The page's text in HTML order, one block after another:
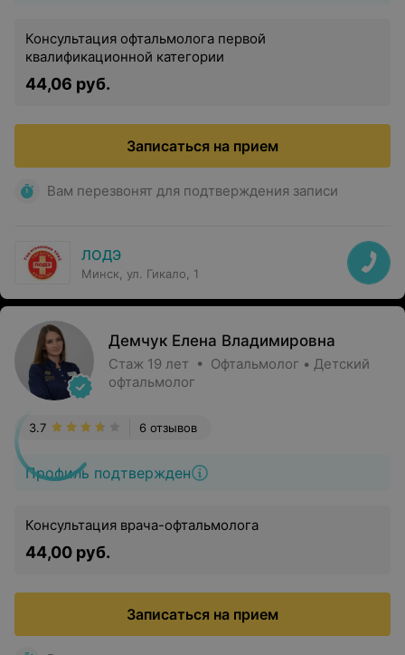
Консультация офтальмолога первой
квалификационной категории
44,06 руб.
Записаться на прием
Вам перезвонят для подтверждения записи
ЛОДЭ
Минск, ул. Гикало, 1
Демчук Елена Владимировна
Стаж 19 лет • Офтальмолог • Детский
офтальмолог
Профиль подтвержден
6 отзывов
3.7
Консультация врача-офтальмолога
44,00 руб.
Записаться на прием